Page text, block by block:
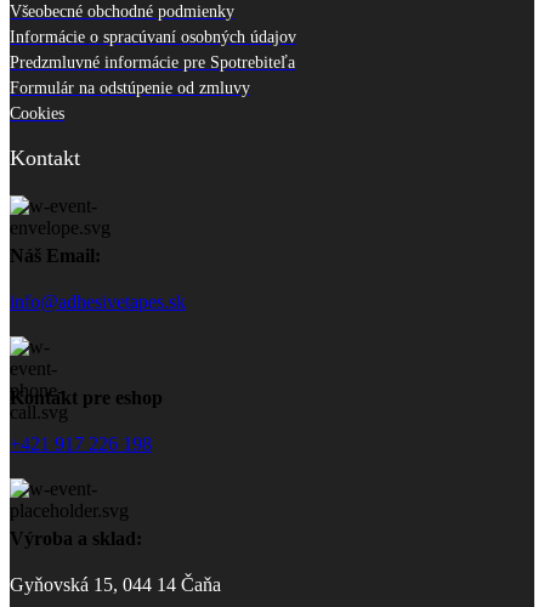
Všeobecné obchodné podmienky
Informácie o spracúvaní osobných údajov
Predzmluvné informácie pre Spotrebiteľa
Formulár na odstúpenie od zmluvy
Cookies
Kontakt
Náš Email:
info@adhesivetapes.sk
Kontakt pre eshop
+421 917 226 198
Výroba a sklad:
Gyňovská 15, 044 14 Čaňa